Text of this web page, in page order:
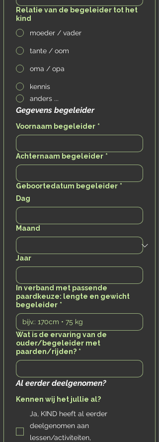
Relatie van de begeleider tot het
kind
moeder / vader
tante / oom
oma / opa
kennis
anders ...
Gegevens begeleider
Voornaam begeleider *
Achternaam begeleider *
Geboortedatum begeleider *
Dag
Maand
Jaar
In verband met passende
paardkeuze: lengte en gewicht
begeleider *
Wat is de ervaring van de
ouder/begeleider met
paarden/rijden? *
Al eerder deelgenomen?
Kennen wij het jullie al?
Ja, KIND heeft al eerder
deelgenomen aan
lessen/activiteiten,